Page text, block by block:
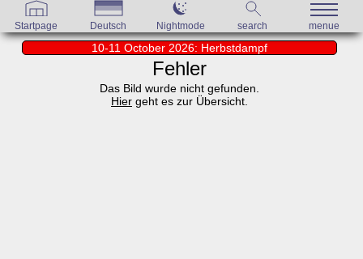
Startpage Deutsch Nightmode search menue
10-11 October 2026: Herbstdampf
Fehler
Das Bild wurde nicht gefunden.
Hier geht es zur Übersicht.